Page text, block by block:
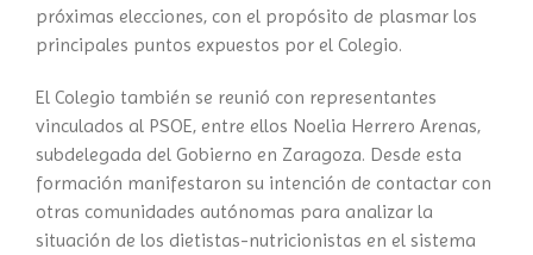
próximas elecciones, con el propósito de plasmar los
principales puntos expuestos por el Colegio.
El Colegio también se reunió con representantes
vinculados al PSOE, entre ellos Noelia Herrero Arenas,
subdelegada del Gobierno en Zaragoza. Desde esta
formación manifestaron su intención de contactar con
otras comunidades autónomas para analizar la
situación de los dietistas-nutricionistas en el sistema